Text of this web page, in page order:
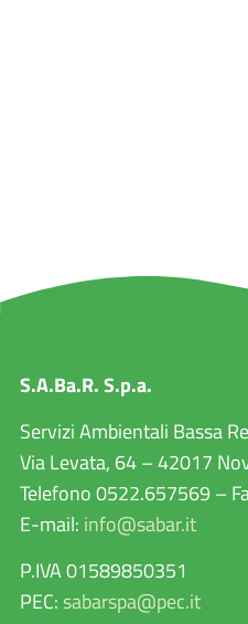
S.A.Ba.R. S.p.a.
Servizi Ambientali Bassa
Via Levata, 64 – 42017
Telefono 0522.657569 –
E-mail: info@sabar.it
P.IVA 01589850351
PEC: sabarspa@pec.it